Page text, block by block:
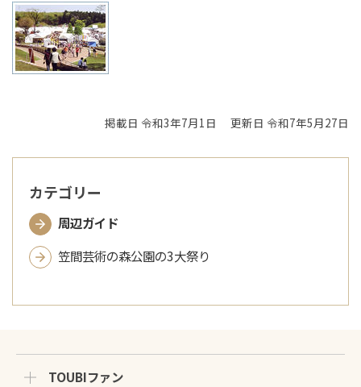
掲載日 令和3年7月1日 更新日 令和7年5月27日
カテゴリー
周辺ガイド
笠間芸術の森公園の3大祭り
TOUBIファン